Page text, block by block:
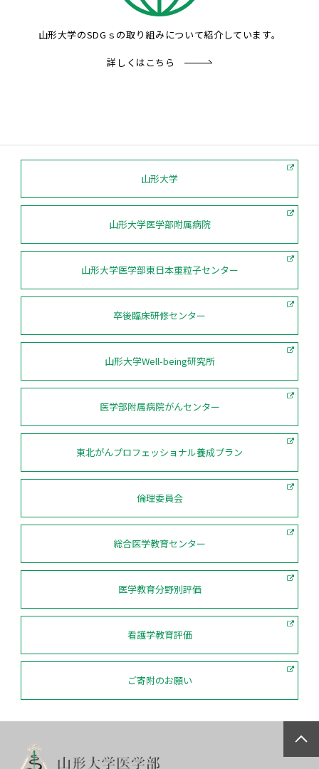
山形大学のSDGｓの取り組みについて紹介しています。
詳しくはこちら
山形大学
山形大学医学部附属病院
山形大学医学部東日本重粒子センター
卒後臨床研修センター
山形大学Well-being研究所
医学部附属病院がんセンター
東北がんプロフェッショナル養成プラン
倫理委員会
総合医学教育センター
医学教育分野別評価
看護学教育評価
ご寄附のお願い